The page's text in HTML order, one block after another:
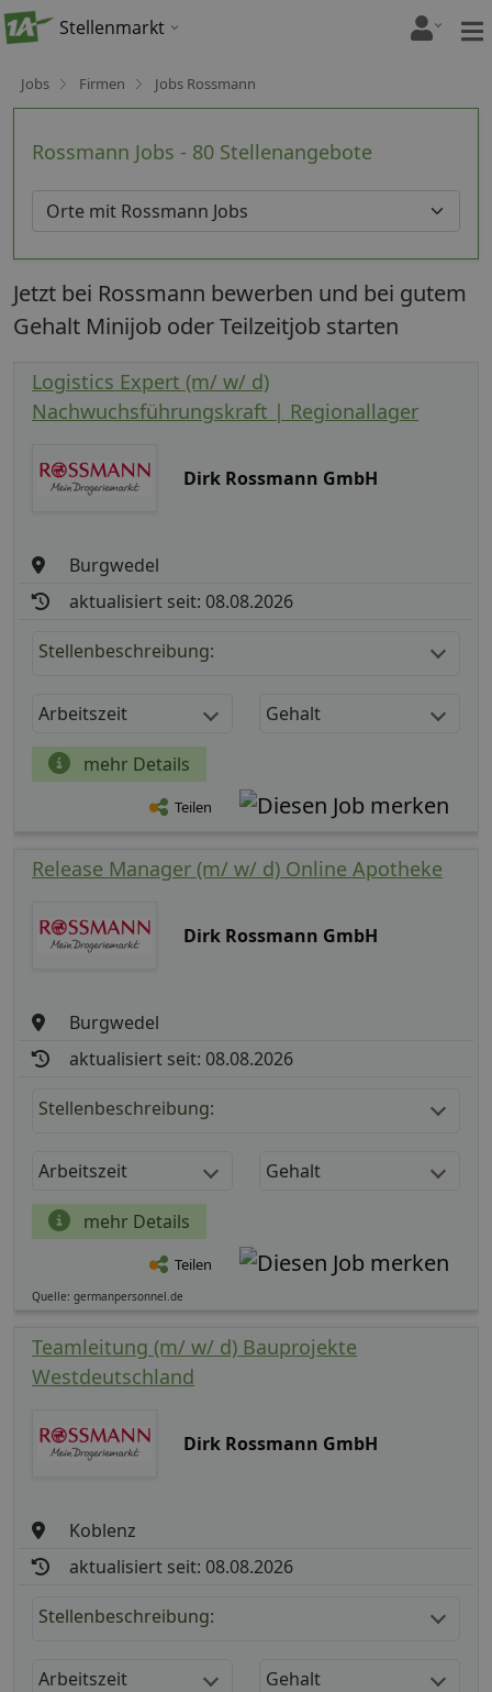
Stellenmarkt
Jobs Firmen Jobs Rossmann
Rossmann Jobs - 80 Stellenangebote
Jetzt bei Rossmann bewerben und bei gutem
Gehalt Minijob oder Teilzeitjob starten
Logistics Expert (m/ w/ d)
Nachwuchsführungskraft | Regionallager
Dirk Rossmann GmbH
Burgwedel
aktualisiert seit: 08.08.2026
Stellenbeschreibung:
Arbeitszeit Gehalt
mehr Details
Teilen
Release Manager (m/ w/ d) Online Apotheke
Dirk Rossmann GmbH
Burgwedel
aktualisiert seit: 08.08.2026
Stellenbeschreibung:
Arbeitszeit Gehalt
mehr Details
Teilen
Quelle: germanpersonnel.de
Teamleitung (m/ w/ d) Bauprojekte
Westdeutschland
Dirk Rossmann GmbH
Koblenz
aktualisiert seit: 08.08.2026
Stellenbeschreibung:
Arbeitszeit Gehalt